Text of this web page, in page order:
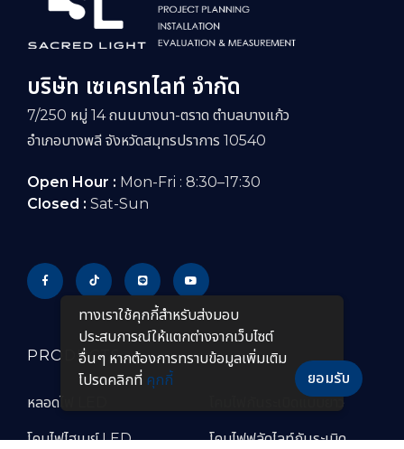
บริษัท เซเครทไลท์ จำกัด
7/250 หมู่ 14 ถนนบางนา-ตราด ตำบลบางแก้ว
อำเภอบางพลี จังหวัดสมุทรปราการ 10540
Open Hour : Mon-Fri : 8:30–17:30
Closed : Sat-Sun
PRODUCTS
หลอดไฟ LED
โคมไฟไฮเบย์ LED โคมไฟฟลัดไลท์กันระเบิด
ทางเราใช้คุกกี้สําหรับส่งมอบ
ประสบการณ์ให้แตกต่างจากเว็บไซต์
อื่นๆ หากต้องการทราบข้อมูลเพิ่มเติม
โปรดคลิกที่ คุกกี้ ยอมรับ